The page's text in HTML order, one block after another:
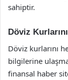
sahiptir.
Döviz
Döviz kurlarını
bilgilerine
finansal haber